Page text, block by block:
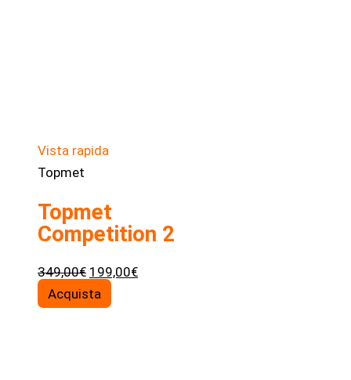
Vista rapida
Topmet
Topmet
Competition 2
349,00€ Il
prezzo
199,00€Il
Acquista